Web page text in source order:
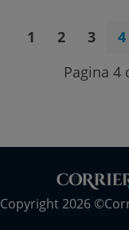
1 2 3 4
Pagina 4
Copyright 2026